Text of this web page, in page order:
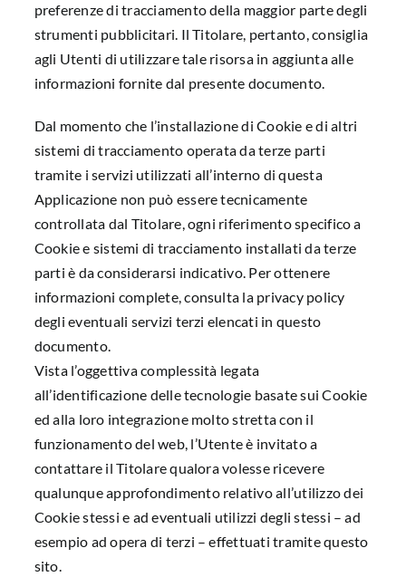
preferenze di tracciamento della maggior parte degli
strumenti pubblicitari. Il Titolare, pertanto, consiglia
agli Utenti di utilizzare tale risorsa in aggiunta alle
informazioni fornite dal presente documento.
Dal momento che l’installazione di Cookie e di altri
sistemi di tracciamento operata da terze parti
tramite i servizi utilizzati all’interno di questa
Applicazione non può essere tecnicamente
controllata dal Titolare, ogni riferimento specifico a
Cookie e sistemi di tracciamento installati da terze
parti è da considerarsi indicativo. Per ottenere
informazioni complete, consulta la privacy policy
degli eventuali servizi terzi elencati in questo
documento.
Vista l’oggettiva complessità legata
all’identificazione delle tecnologie basate sui Cookie
ed alla loro integrazione molto stretta con il
funzionamento del web, l’Utente è invitato a
contattare il Titolare qualora volesse ricevere
qualunque approfondimento relativo all’utilizzo dei
Cookie stessi e ad eventuali utilizzi degli stessi – ad
esempio ad opera di terzi – effettuati tramite questo
sito.